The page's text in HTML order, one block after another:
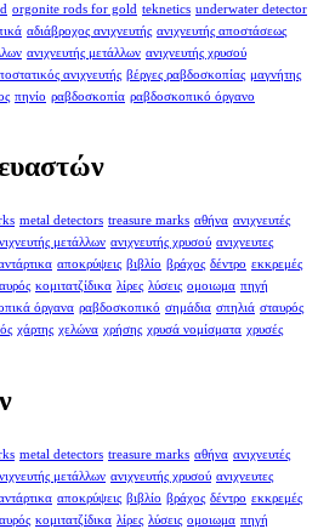
orgonite rods for gold teknetics underwater detector
αδιάβροχος ανιχνευτής ανιχνευτής αποστάσεως
ανιχνευτής μετάλλων ανιχνευτής χρυσού
ανιχνευτής βέργες ραβδοσκοπίας μαγνήτης
πηνίο ραβδοσκοπία ραβδοσκοπικό όργανο
metal detectors treasure marks αθήνα ανιχνευτές
μετάλλων ανιχνευτής χρυσού ανιχνευτες
αποκρύψεις βιβλίο βράχος δέντρο εκκρεμές
κομιτατζίδικα λίρες λύσεις ομοιωμα πηγή
όργανα ραβδοσκοπικό σημάδια σπηλιά σταυρός
χάρτης χελώνα χρήσης χρυσά νομίσματα χρυσές
metal detectors treasure marks αθήνα ανιχνευτές
μετάλλων ανιχνευτής χρυσού ανιχνευτες
αποκρύψεις βιβλίο βράχος δέντρο εκκρεμές
κομιτατζίδικα λίρες λύσεις ομοιωμα πηγή